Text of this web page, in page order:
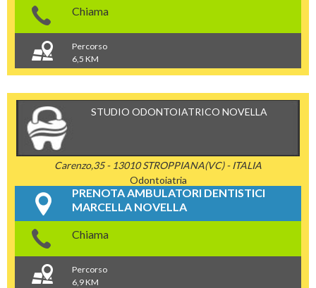
Chiama
Percorso
6,5 KM
STUDIO ODONTOIATRICO NOVELLA
Carenzo,35 - 13010 STROPPIANA(VC) - ITALIA
Odontoiatria
PRENOTA AMBULATORI DENTISTICI
MARCELLA NOVELLA
Chiama
Percorso
6,9 KM